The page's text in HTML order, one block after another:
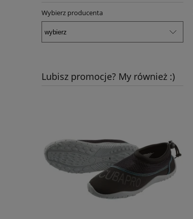
Wybierz producenta
Lubisz promocje? My również :)